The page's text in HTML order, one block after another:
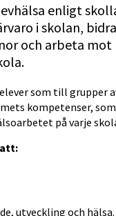
enligt
i skolan,
och arbeta
som till grupper
kompetenser,
på varje
utveckling och hälsa.